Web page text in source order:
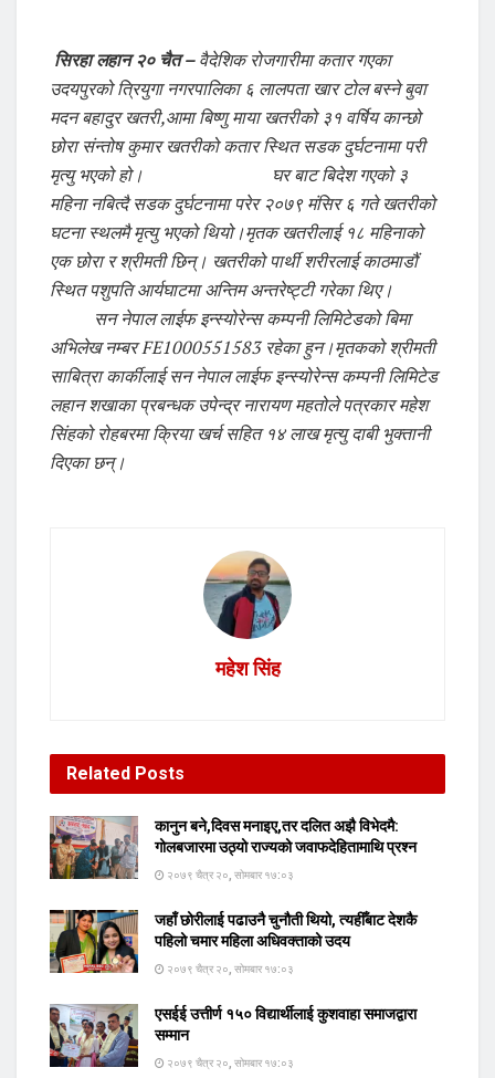
सिरहा लहान २० चैत –वैदेशिक रोजगारीमा कतार गएका
उदयपुरको त्रियुगा नगरपालिका ६ लालपता खार टोल बस्ने बुवा
मदन बहादुर खतरी,आमा बिष्णु माया खतरीको ३१ वर्षिय कान्छो
छोरा संन्तोष कुमार खतरीको कतार स्थित सडक दुर्घटनामा परी
मृत्यु भएको हो। घर बाट बिदेश गएको ३
महिना नबित्दै सडक दुर्घटनामा परेर २०७९ मंसिर ६ गते खतरीको
घटना स्थलमै मृत्यु भएको थियो।मृतक खतरीलाई १८ महिनाको
एक छोरा र श्रीमती छिन्। खतरीको पार्थी शरीरलाई काठमाडौं
स्थित पशुपति आर्यघाटमा अन्तिम अन्तरेष्ट्टी गरेका थिए।
सन नेपाल लाईफ इन्स्योरेन्स कम्पनी लिमिटेडको बिमा
अभिलेख नम्बर FE1000551583 रहेका हुन।मृतकको श्रीमती
साबित्रा कार्कीलाई सन नेपाल लाईफ इन्स्योरेन्स कम्पनी लिमिटेड
लहान शखाका प्रबन्धक उपेन्द्र नारायण महतोले पत्रकार महेश
सिंहको रोहबरमा क्रिया खर्च सहित १४ लाख मृत्यु दाबी भुक्तानी
दिएका छन्।
महेश सिंह
Related Posts
कानुन बने,दिवस मनाइए,तर दलित अझै विभेदमै:
गोलबजारमा उठ्यो राज्यको जवाफदेहितामाथि प्रश्न
२०७९ चैत्र २०, सोमबार १७:०३
जहाँ छोरीलाई पढाउनै चुनौती थियो, त्यहीँबाट देशकै
पहिलो चमार महिला अधिवक्ताको उदय
२०७९ चैत्र २०, सोमबार १७:०३
एसईई उत्तीर्ण १५० विद्यार्थीलाई कुशवाहा समाजद्वारा
सम्मान
२०७९ चैत्र २०, सोमबार १७:०३